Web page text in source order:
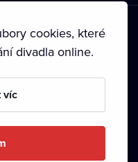
• Zásady používání
•
cookies, které
divadla online.
víc